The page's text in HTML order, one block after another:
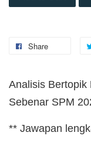
Share
Analisis Bertopik
Sebenar SPM
** Jawapan